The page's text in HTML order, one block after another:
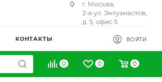
г. Москва,
2-я ул. Энтузиастов,
д. 5, офис 5
КОНТАКТЫ ВОЙТИ
0 0 0